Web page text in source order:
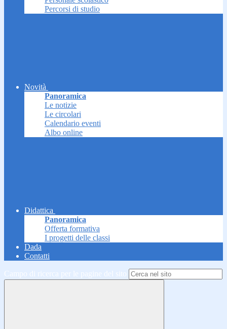
Percorsi di studio
Novità
Panoramica
Le notizie
Le circolari
Calendario eventi
Albo online
Didattica
Panoramica
Offerta formativa
I progetti delle classi
Dada
Contatti
Campo di ricerca per le pagine del sito